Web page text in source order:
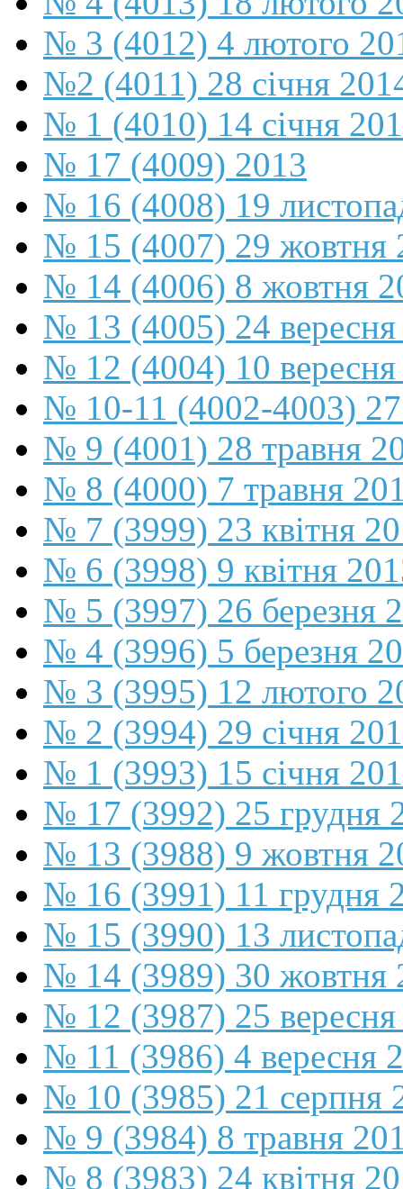
№ 3 (4012) 4 лютого
№2 (4011) 28 січня
№ 1 (4010) 14 січня
№ 17 (4009) 2013
№ 16 (4008) 19
№ 15 (4007) 29 жовтня
№ 14 (4006) 8 жовтня
№ 13 (4005) 24
№ 12 (4004) 10
№ 10-11 (4002-4003)
№ 9 (4001) 28 травня
№ 8 (4000) 7 травня
№ 7 (3999) 23 квітня
№ 6 (3998) 9 квітня
№ 5 (3997) 26 березня
№ 4 (3996) 5 березня
№ 3 (3995) 12 лютого
№ 2 (3994) 29 січня
№ 1 (3993) 15 січня
№ 17 (3992) 25 грудня
№ 13 (3988) 9 жовтня
№ 16 (3991) 11 грудня
№ 15 (3990) 13
№ 14 (3989) 30 жовтня
№ 12 (3987) 25
№ 11 (3986) 4 вересня
№ 10 (3985) 21 серпня
№ 9 (3984) 8 травня
№ 8 (3983) 24 квітня